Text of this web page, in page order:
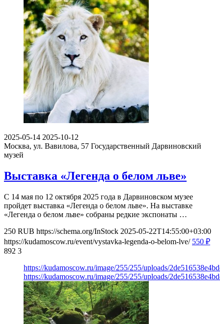
2025-05-14 2025-10-12
Москва, ул. Вавилова, 57 Государственный Дарвиновский
музей
Выставка «Легенда о белом льве»
С 14 мая по 12 октября 2025 года в Дарвиновском музее
пройдет выставка «Легенда о белом льве». На выставке
«Легенда о белом льве» собраны редкие экспонаты …
250 RUB https://schema.org/InStock 2025-05-22T14:55:00+03:00
https://kudamoscow.ru/event/vystavka-legenda-o-belom-lve/ 550 ₽
892 3
https://kudamoscow.ru/image/255/255/uploads/
https://kudamoscow.ru/image/255/255/uploads/